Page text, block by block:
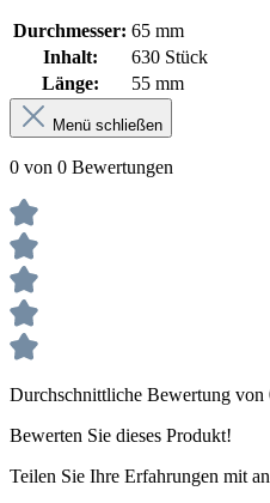
Durchmesser: 65 mm
Inhalt:
630 Stück
Länge:
55 mm
Menü schließen
0 von 0 Bewertungen
Durchschnittliche Bewertung von
Bewerten Sie dieses Produkt!
Teilen Sie Ihre Erfahrungen mit